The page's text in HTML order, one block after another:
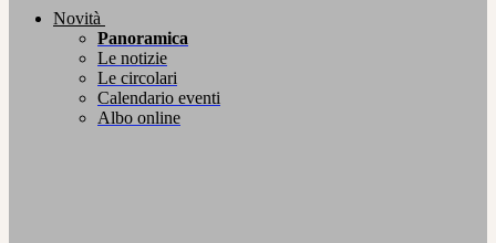
Novità
Panoramica
Le notizie
Le circolari
Calendario eventi
Albo online